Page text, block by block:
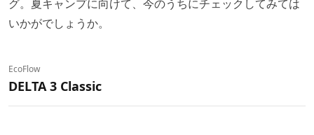
グ。夏キャンプに向けて、今のうちにチェックしてみては
いかがでしょうか。
EcoFlow
DELTA 3 Classic